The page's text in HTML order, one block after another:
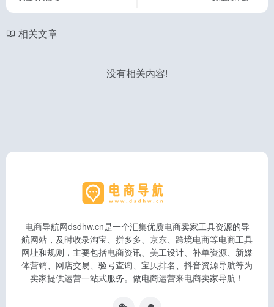
相关文章
没有相关内容!
电商导航网dsdhw.cn是一个汇集优质电商卖家工具资源的导
航网站，及时收录淘宝、拼多多、京东、跨境电商等电商工具
网址和规则，主要包括电商资讯、美工设计、补单资源、新媒
体营销、网店交易、验号查询、宝贝排名、抖音资源导航等为
卖家提供运营一站式服务。做电商运营来电商卖家导航！